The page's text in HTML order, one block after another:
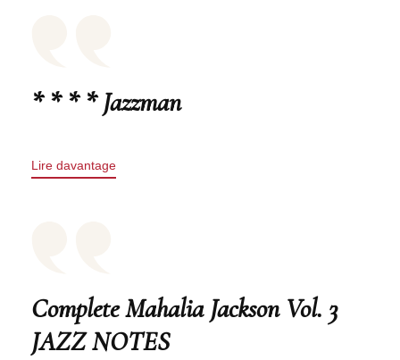
* * * * Jazzman
Lire davantage
Complete Mahalia Jackson Vol. 3
JAZZ NOTES